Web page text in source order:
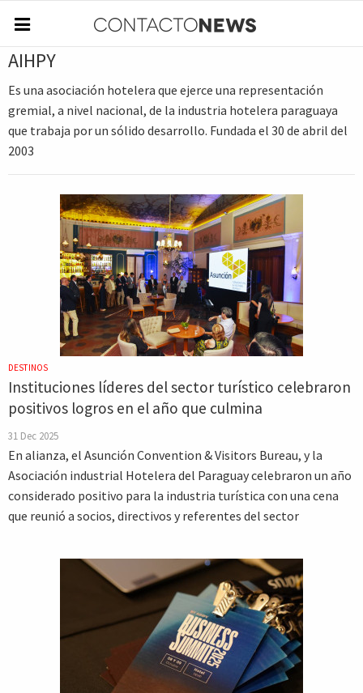
AIHPY
Es una asociación hotelera que ejerce una representación
gremial, a nivel nacional, de la industria hotelera paraguaya
que trabaja por un sólido desarrollo. Fundada el 30 de abril del
2003
DESTINOS
Instituciones líderes del sector turístico celebraron
positivos logros en el año que culmina
31 Dec 2025
En alianza, el Asunción Convention & Visitors Bureau, y la
Asociación industrial Hotelera del Paraguay celebraron un año
considerado positivo para la industria turística con una cena
que reunió a socios, directivos y referentes del sector